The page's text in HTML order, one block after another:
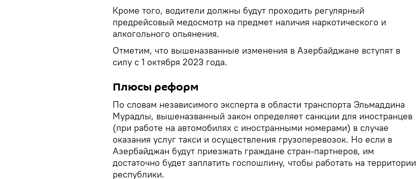
Кроме того, водители должны будут проходить регулярный
предрейсовый медосмотр на предмет наличия наркотического и
алкогольного опьянения.
Отметим, что вышеназванные изменения в Азербайджане вступят в
силу с 1 октября 2023 года.
Плюсы реформ
По словам независимого эксперта в области транспорта Эльмаддина
Мурадлы, вышеназванный закон определяет санкции для иностранцев
(при работе на автомобилях с иностранными номерами) в случае
оказания услуг такси и осуществления грузоперевозок. Но если в
Азербайджан будут приезжать граждане стран-партнеров, им
достаточно будет заплатить госпошлину, чтобы работать на территории
республики.